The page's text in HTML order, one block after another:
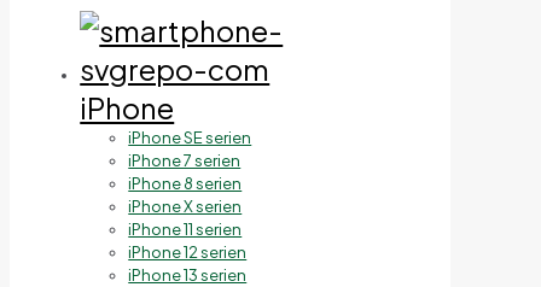
iPhone
iPhone SE serien
iPhone 7 serien
iPhone 8 serien
iPhone X serien
iPhone 11 serien
iPhone 12 serien
iPhone 13 serien